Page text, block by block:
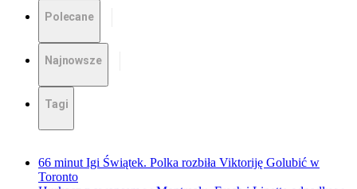
Polecane
Najnowsze
Tagi
66 minut Igi Świątek. Polka rozbiła Viktoriję Golubić w
Toronto